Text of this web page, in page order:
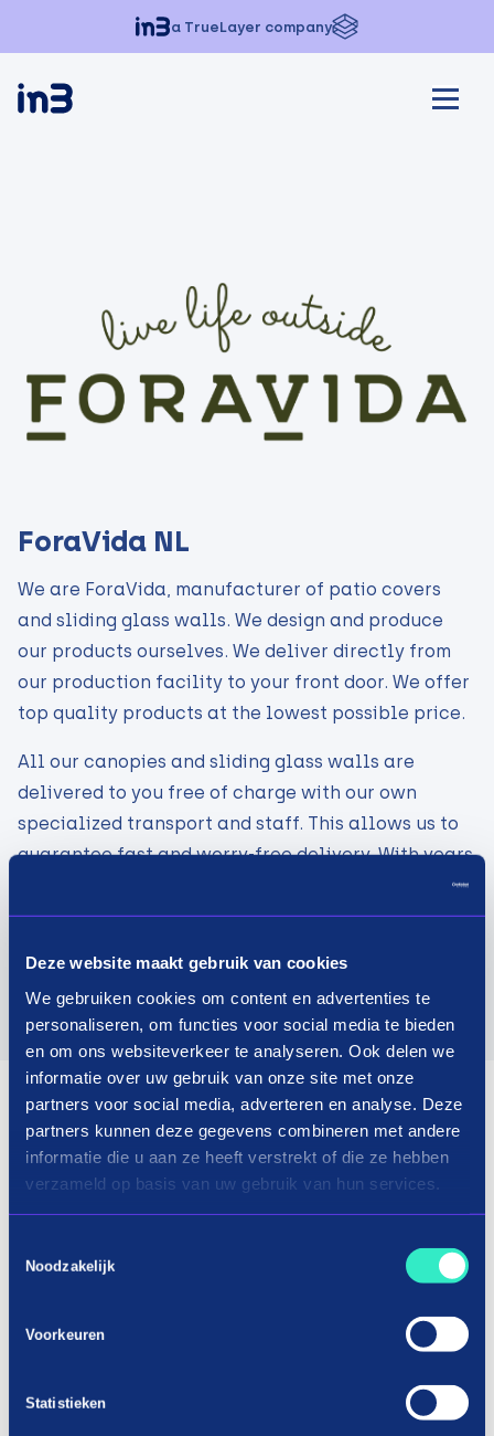
Deze website maakt gebruik van cookies
We gebruiken cookies om content en advertenties te
personaliseren, om functies voor social media te bieden
en om ons websiteverkeer te analyseren. Ook delen we
informatie over uw gebruik van onze site met onze
partners voor social media, adverteren en analyse. Deze
partners kunnen deze gegevens combineren met andere
informatie die u aan ze heeft verstrekt of die ze hebben
verzameld op basis van uw gebruik van hun services.
Noodzakelijk
Voorkeuren
Statistieken
a TrueLayer company
ForaVida NL
We are ForaVida, manufacturer of patio covers
and sliding glass walls. We design and produce
our products ourselves. We deliver directly from
our production facility to your front door. We offer
top quality products at the lowest possible price.
All our canopies and sliding glass walls are
delivered to you free of charge with our own
specialized transport and staff. This allows us to
guarantee fast and worry-free delivery. With years
absolutely the best choice for your new patio
Visit website